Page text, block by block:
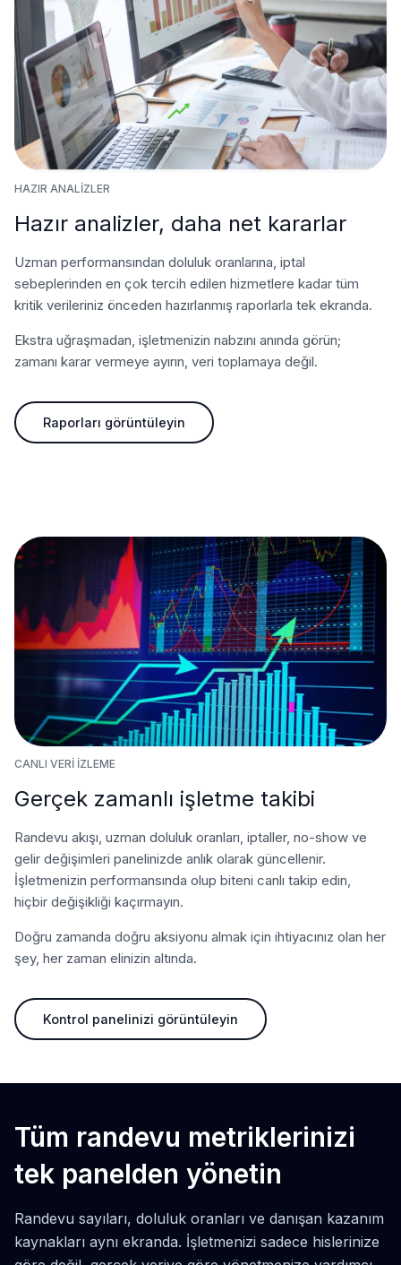
HAZIR ANALIZLER
Hazır analizler, daha net kararlar
Uzman performansından doluluk oranlarına, iptal
sebeplerinden en çok tercih edilen hizmetlere kadar tüm
kritik verileriniz önceden hazırlanmış raporlarla tek ekranda.
Ekstra uğraşmadan, işletmenizin nabzını anında görün;
zamanı karar vermeye ayırın, veri toplamaya değil.
Raporları görüntüleyin
CANLI VERI İZLEME
Gerçek zamanlı işletme takibi
Randevu akışı, uzman doluluk oranları, iptaller, no-show ve
gelir değişimleri panelinizde anlık olarak güncellenir.
İşletmenizin performansında olup biteni canlı takip edin,
hiçbir değişikliği kaçırmayın.
Doğru zamanda doğru aksiyonu almak için ihtiyacınız olan her
şey, her zaman elinizin altında.
Kontrol panelinizi görüntüleyin
Tüm randevu metriklerinizi
tek panelden yönetin
Randevu sayıları, doluluk oranları ve danışan kazanım
kaynakları aynı ekranda. İşletmenizi sadece hislerinize